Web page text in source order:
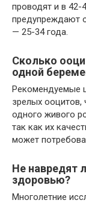
проводят и в
предупреждают
— 25-34 года.
Сколько
одной
Рекомендуемые
зрелых ооцитов,
одного живого
так как их
может
Не навредят
здоровью?
Многолетние